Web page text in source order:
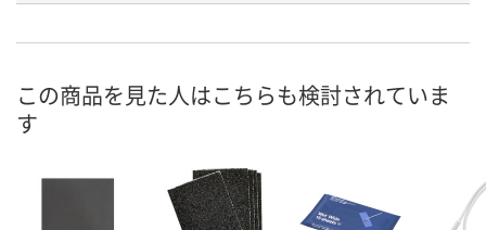
8月11日（火）
カゴへ カ
この商品を見た人はこちらも検討されていま
す